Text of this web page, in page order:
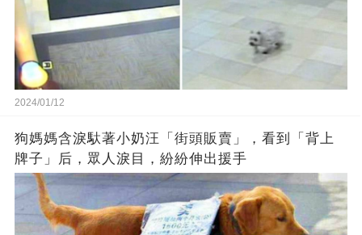
2024/01/12
狗媽媽含淚馱著小奶汪「街頭販賣」，看到「背上
牌子」后，眾人淚目，紛紛伸出援手